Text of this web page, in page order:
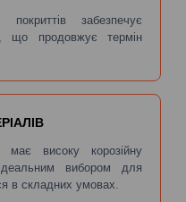
покриттів забезпечує
що продовжує термін
високу корозійну
вибором для
в складних умовах.